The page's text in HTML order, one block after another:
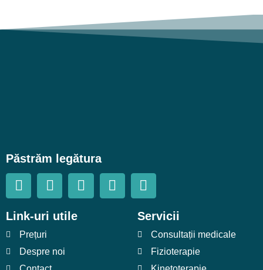
Păstrăm legătura
Link-uri utile
Prețuri
Despre noi
Servicii
Consultații medicale
Fizioterapie